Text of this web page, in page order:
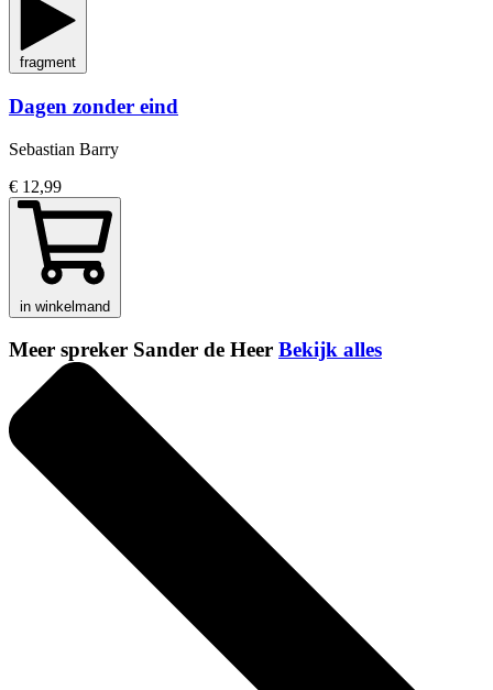
fragment
Dagen zonder eind
Sebastian Barry
€ 12,99
in winkelmand
Meer spreker Sander de Heer Bekijk alles